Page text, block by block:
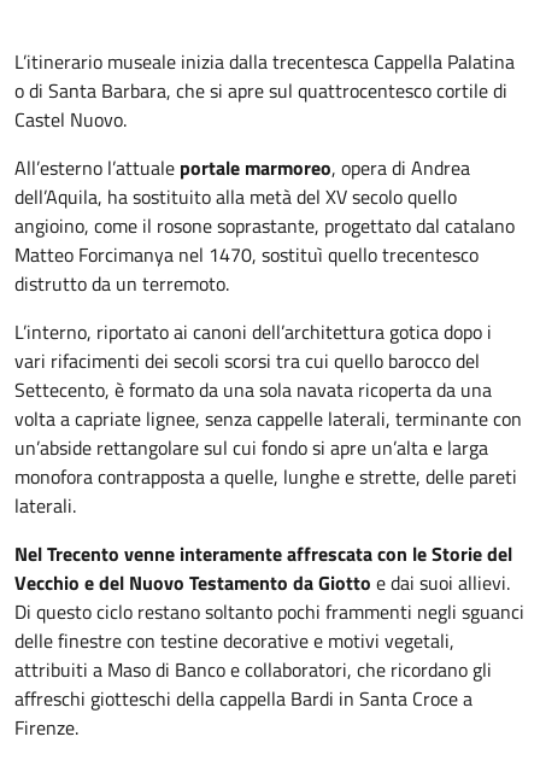
L’itinerario museale inizia dalla trecentesca Cappella Palatina
o di Santa Barbara, che si apre sul quattrocentesco cortile di
Castel Nuovo.
All’esterno l’attuale portale marmoreo, opera di Andrea
dell’Aquila, ha sostituito alla metà del XV secolo quello
angioino, come il rosone soprastante, progettato dal catalano
Matteo Forcimanya nel 1470, sostituì quello trecentesco
distrutto da un terremoto.
L’interno, riportato ai canoni dell’architettura gotica dopo i
vari rifacimenti dei secoli scorsi tra cui quello barocco del
Settecento, è formato da una sola navata ricoperta da una
volta a capriate lignee, senza cappelle laterali, terminante con
un’abside rettangolare sul cui fondo si apre un’alta e larga
monofora contrapposta a quelle, lunghe e strette, delle pareti
laterali.
Nel Trecento venne interamente affrescata con le Storie del
Vecchio e del Nuovo Testamento da Giotto e dai suoi allievi.
Di questo ciclo restano soltanto pochi frammenti negli sguanci
delle finestre con testine decorative e motivi vegetali,
attribuiti a Maso di Banco e collaboratori, che ricordano gli
affreschi giotteschi della cappella Bardi in Santa Croce a
Firenze.